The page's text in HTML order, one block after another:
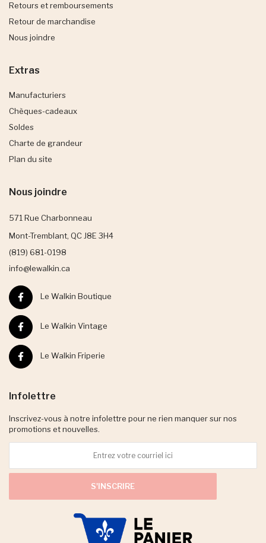
Retours et remboursements
Retour de marchandise
Nous joindre
Extras
Manufacturiers
Chèques-cadeaux
Soldes
Charte de grandeur
Plan du site
Nous joindre
571 Rue Charbonneau
Mont-Tremblant, QC J8E 3H4
(819) 681-0198
info@lewalkin.ca
Le Walkin Boutique
Le Walkin Vintage
Le Walkin Friperie
Infolettre
Inscrivez-vous à notre infolettre pour ne rien manquer sur nos
promotions et nouvelles.